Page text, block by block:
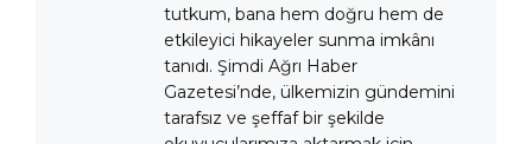
tutkum, bana hem doğru hem de
etkileyici hikayeler sunma imkânı
tanıdı. Şimdi Ağrı Haber
Gazetesi’nde, ülkemizin gündemini
tarafsız ve şeffaf bir şekilde